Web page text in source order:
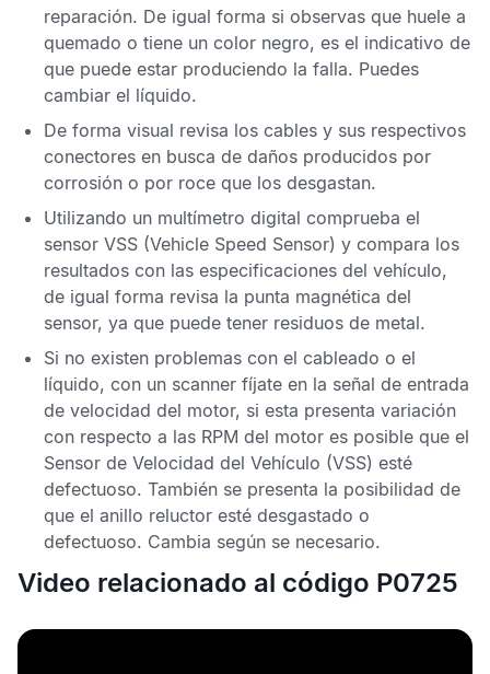
reparación. De igual forma si observas que huele a
quemado o tiene un color negro, es el indicativo de
que puede estar produciendo la falla. Puedes
cambiar el líquido.
De forma visual revisa los cables y sus respectivos
conectores en busca de daños producidos por
corrosión o por roce que los desgastan.
Utilizando un multímetro digital comprueba el
sensor VSS (Vehicle Speed Sensor) y compara los
resultados con las especificaciones del vehículo,
de igual forma revisa la punta magnética del
sensor, ya que puede tener residuos de metal.
Si no existen problemas con el cableado o el
líquido, con un scanner fíjate en la señal de entrada
de velocidad del motor, si esta presenta variación
con respecto a las RPM del motor es posible que el
Sensor de Velocidad del Vehículo (VSS) esté
defectuoso. También se presenta la posibilidad de
que el anillo reluctor esté desgastado o
defectuoso. Cambia según se necesario.
Video relacionado al código P0725